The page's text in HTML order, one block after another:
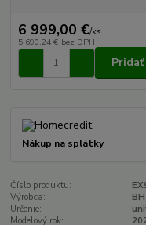
6 999,00 €/ks
5 690,24 € bez DPH
Nákup na splátky
Číslo produktu:
Výrobca:
Určenie:
Modelový rok: